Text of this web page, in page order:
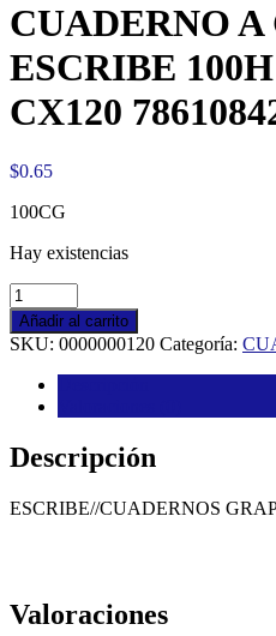
CUADERNO A
ESCRIBE
CX120
$0.65
100CG
Hay existencias
CUADERNO
A
GRAPADO
ESCRIBE
100H
CUADROS
CX120
7861084211132
cantidad
Añadir al carrito
SKU: 0000000120 Categoría:
Descripción
ESCRIBE//CUADERNOS
Valoraciones